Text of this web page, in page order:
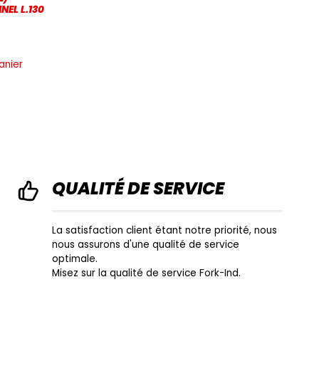
L.130
QUALITÉ DE SERVICE
La satisfaction client étant notre priorité, nous
nous assurons d'une qualité de service
optimale.
Misez sur la qualité de service Fork-Ind.